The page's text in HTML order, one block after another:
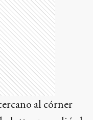
al córner